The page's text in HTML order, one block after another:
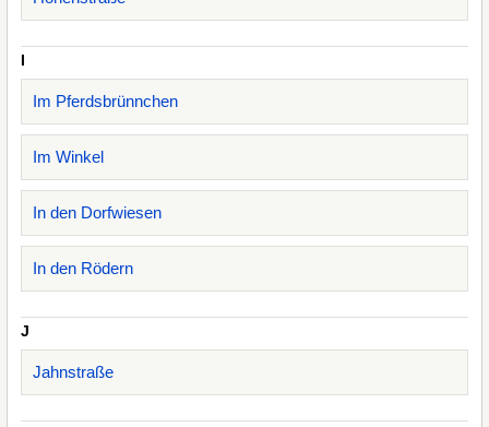
I
Im Pferdsbrünnchen
Im Winkel
In den Dorfwiesen
In den Rödern
J
Jahnstraße